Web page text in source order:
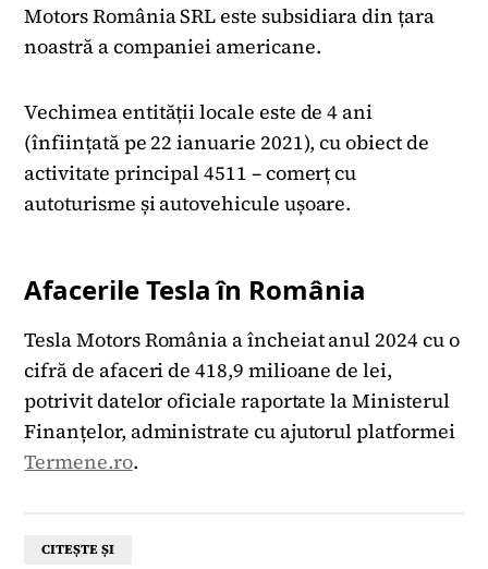
Motors România SRL este subsidiara din țara
noastră a companiei americane.
Vechimea entității locale este de 4 ani
(înființată pe 22 ianuarie 2021), cu obiect de
activitate principal 4511 – comerț cu
autoturisme și autovehicule ușoare.
Afacerile Tesla în România
Tesla Motors România a încheiat anul 2024 cu o
cifră de afaceri de 418,9 milioane de lei,
potrivit datelor oficiale raportate la Ministerul
Finanțelor, administrate cu ajutorul platformei
Termene.ro.
CITEȘTE ȘI